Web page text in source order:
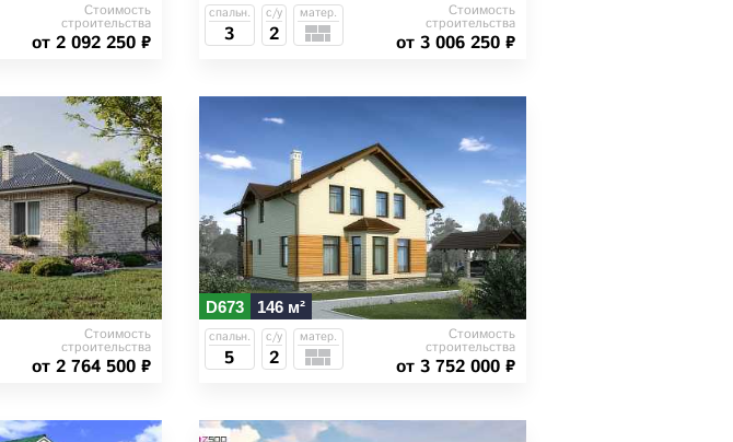
Стоимость
строительства
от 2 092 250 ₽
спальн.
3
с/у
2
матер. Стоимость
строительства
от 3 006 250 ₽
Стоимость
строительства
от 2 764 500 ₽
D673 146 м²
спальн.
5
с/у
2
матер. Стоимость
строительства
от 3 752 000 ₽